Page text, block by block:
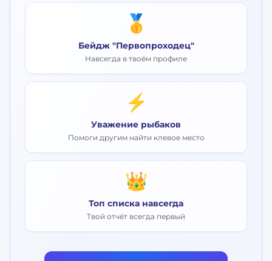
🥇
Бейдж "Первопроходец"
Навсегда в твоём профиле
⚡
Уважение рыбаков
Помоги другим найти клевое место
👑
Топ списка навсегда
Твой отчёт всегда первый